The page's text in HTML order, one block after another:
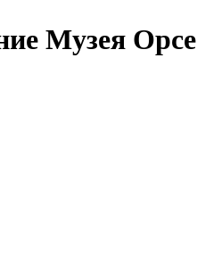
Музея Орсе